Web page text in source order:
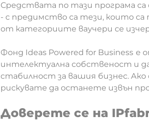
Средствата по тази програма
- с предимство са тези, които са
от категориите ваучери се
Фонд Ideas Powered for Business е
интелектуална собственост и
стабилност за вашия бизнес.
рискувате да останете извън
Доверете се на